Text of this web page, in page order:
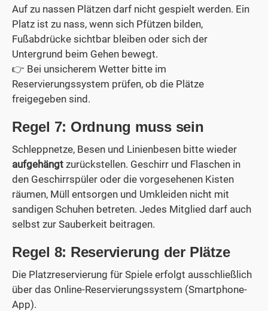
Auf zu nassen Plätzen darf nicht gespielt werden. Ein
Platz ist zu nass, wenn sich Pfützen bilden,
Fußabdrücke sichtbar bleiben oder sich der
Untergrund beim Gehen bewegt.
👉 Bei unsicherem Wetter bitte im
Reservierungssystem prüfen, ob die Plätze
freigegeben sind.
Regel 7: Ordnung muss sein
Schleppnetze, Besen und Linienbesen bitte wieder
aufgehängt zurückstellen. Geschirr und Flaschen in
den Geschirrspüler oder die vorgesehenen Kisten
räumen, Müll entsorgen und Umkleiden nicht mit
sandigen Schuhen betreten. Jedes Mitglied darf auch
selbst zur Sauberkeit beitragen.
Regel 8: Reservierung der Plätze
Die Platzreservierung für Spiele erfolgt ausschließlich
über das Online-Reservierungssystem (Smartphone-
App).